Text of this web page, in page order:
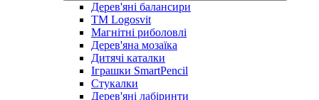
Дерев'яні балансири
TM Logosvit
Магнітні риболовлі
Дерев'яна мозаїка
Дитячі каталки
Іграшки SmartPencil
Стукалки
Дерев'яні лабіринти